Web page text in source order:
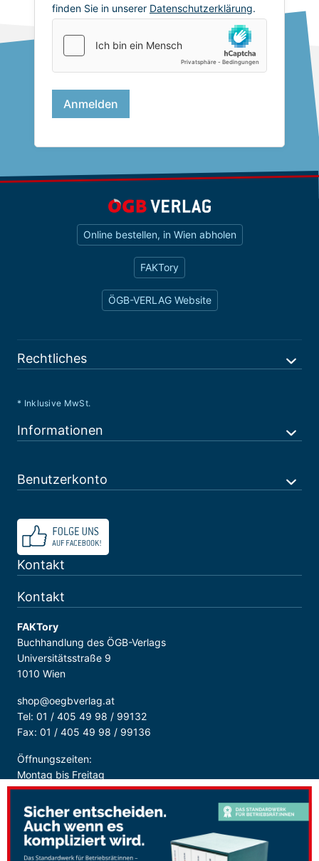
Online bestellen, in Wien abholen
FAKTory
ÖGB-VERLAG Website
Rechtliches
* Inklusive MwSt.
Informationen
Benutzerkonto
Kontakt
Kontakt
FAKTory
Buchhandlung des ÖGB-Verlags
Universitätsstraße 9
1010 Wien
shop@oegbverlag.at
Tel: 01 / 405 49 98 / 99132
Fax: 01 / 405 49 98 / 99136
Öffnungszeiten:
Montag bis Freitag
9:00 - 18:00 Uhr
durchgehend